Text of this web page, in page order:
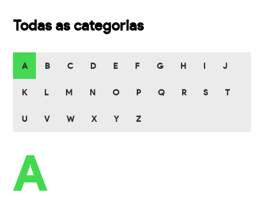
Todas as categorias
A B C D E F G H J
K L M N O P Q R S T
U V W X Y Z
A